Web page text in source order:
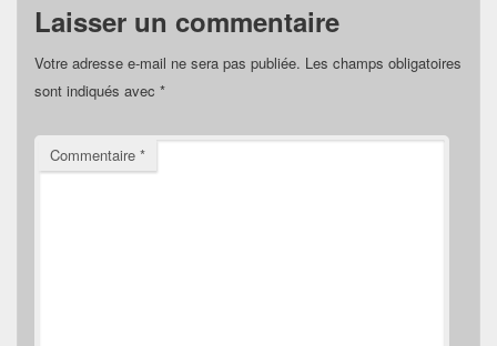
Laisser un commentaire
Votre adresse e-mail ne sera pas publiée. Les champs obligatoires
sont indiqués avec *
Commentaire *